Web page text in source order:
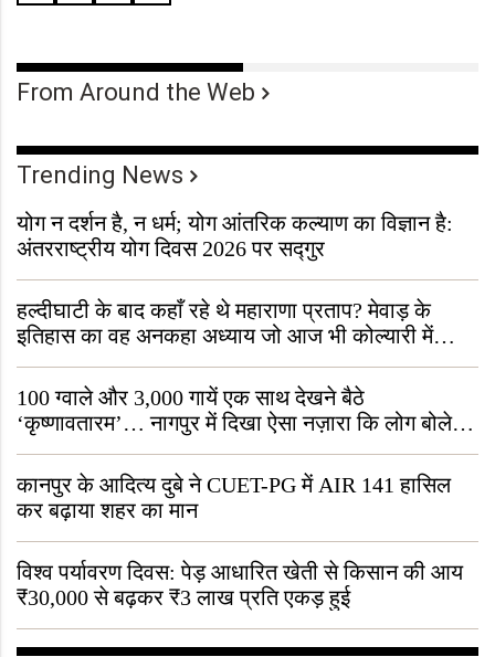
From Around the Web
Trending News
योग न दर्शन है, न धर्म; योग आंतरिक कल्याण का विज्ञान है:
अंतरराष्ट्रीय योग दिवस 2026 पर सद्गुर
हल्दीघाटी के बाद कहाँ रहे थे महाराणा प्रताप? मेवाड़ के
इतिहास का वह अनकहा अध्याय जो आज भी कोल्यारी में
जीवित है
100 ग्वाले और 3,000 गायें एक साथ देखने बैठे
‘कृष्णावतारम’… नागपुर में दिखा ऐसा नज़ारा कि लोग बोले,
“ऐसा तो सिर्फ़ कृष्ण ही कर सकते हैं”
कानपुर के आदित्य दुबे ने CUET-PG में AIR 141 हासिल
कर बढ़ाया शहर का मान
विश्व पर्यावरण दिवस: पेड़ आधारित खेती से किसान की आय
₹30,000 से बढ़कर ₹3 लाख प्रति एकड़ हुई